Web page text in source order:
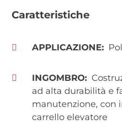
Caratteristiche
APPLICAZIONE
INGOMBRO
ad alta durabilità e
manutenzione, con
carrello elevatore